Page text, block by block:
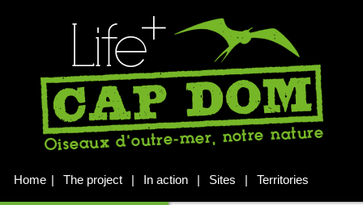
Home | The project | In action | Sites | Territories